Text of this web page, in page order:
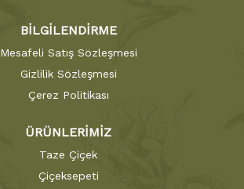
BİLGİLENDİRME
Mesafeli Satış Sözleşmesi
Gizlilik Sözleşmesi
Çerez Politikası
ÜRÜNLERİMİZ
Taze Çiçek
Çiçeksepeti